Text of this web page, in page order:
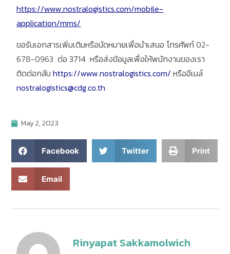
https://www.nostralogistics.com/mobile-
application/mms/
ขอรับเอกสารเพิ่มเติมหรือนัดหมายเพื่อนำเสนอ โทรศัพท์02-
678-0963 ต่อ 3714 หรือส่งข้อมูลเพื่อให้พนักงานของเรา
ติดต่อกลับhttps://www.nostralogistics.com/ หรืออีเมล์
nostralogistics@cdg.co.th
May 2, 2023
Facebook Twitter Print
Email
Rinyapat Sakkamolwich